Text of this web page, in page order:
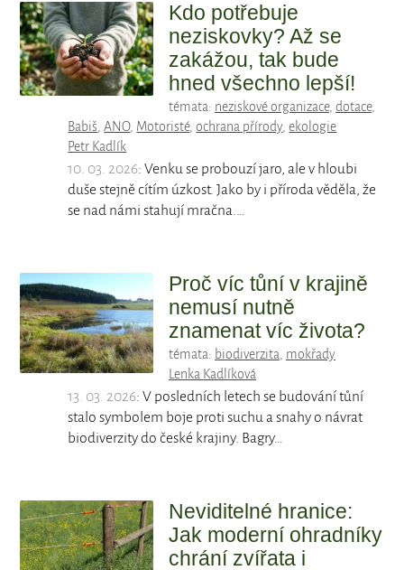
Kdo potřebuje
neziskovky? Až se
zakážou, tak bude
hned všechno lepší!
témata: neziskové organizace, dotace,
Babiš,ANO, Motoristé,ochrana přírody,ekologie
Petr Kadlík
10. 03. 2026: Venku se probouzí jaro, ale v hloubi
duše stejně cítím úzkost. Jako by i příroda věděla, že
se nad námi stahují mračna.…
Proč víc tůní v krajině
nemusí nutně
znamenat víc života?
témata: biodiverzita, mokřady
Lenka Kadlíková
13. 03. 2026: V posledních letech se budování tůní
stalo symbolem boje proti suchu a snahy o návrat
biodiverzity do české krajiny. Bagry…
Neviditelné hranice:
Jak moderní ohradníky
chrání zvířata i